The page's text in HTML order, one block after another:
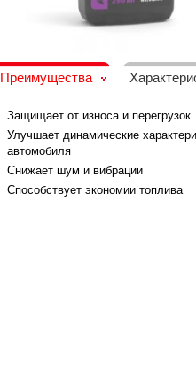
Преимущества
Защищает от износа и перегрузок
Улучшает динамические
автомобиля
Снижает шум и вибрации
Способствует экономии топлива